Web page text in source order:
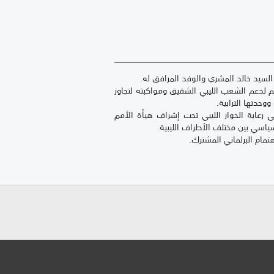
الشعب الليبي الشقيق ومواكبته لتجاوز
الترابية.
رعاية الحوار الليبي تحت إشراف هيأة الأمم
بين مختلف الأطراف الليبية.
البرلماني المشترك.